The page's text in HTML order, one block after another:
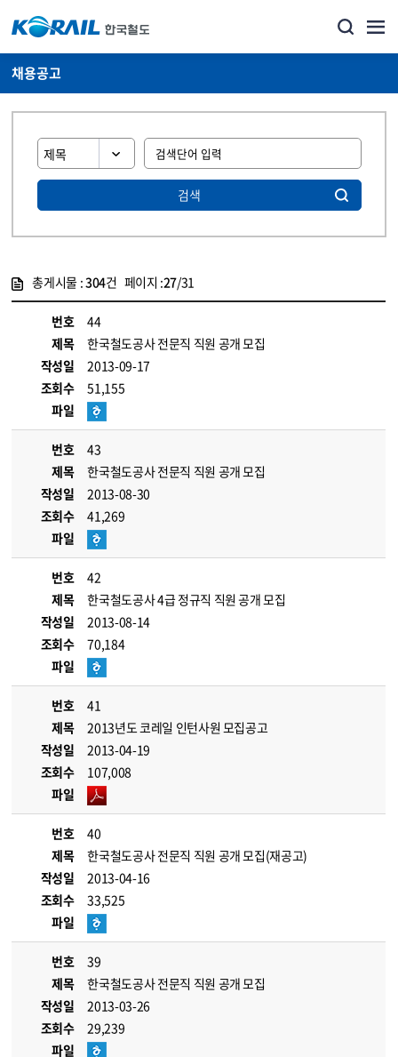
채용공고
검색
총게시물 :304건 페이지 :27/31
번호
44
제목
한국철도공사 전문직 직원 공개 모집
작성일
2013-09-17
조회수
51,155
파일
번호
43
제목
한국철도공사 전문직 직원 공개 모집
작성일
2013-08-30
조회수
41,269
파일
번호
42
제목
한국철도공사 4급 정규직 직원 공개 모집
작성일
2013-08-14
조회수
70,184
파일
번호
41
제목
2013년도 코레일 인턴사원 모집공고
작성일
2013-04-19
조회수
107,008
파일
번호
40
제목
한국철도공사 전문직 직원 공개 모집(재공고)
작성일
2013-04-16
조회수
33,525
파일
번호
39
제목
한국철도공사 전문직 직원 공개 모집
작성일
2013-03-26
조회수
29,239
파일